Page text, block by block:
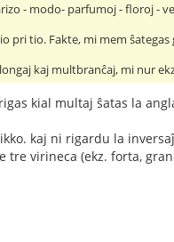
- modo- parfumoj - floroj -
pri tio. Fakte, mi mem
kaj multbranĉaj, mi nur
kial multaj ŝatas la
kaj ni rigardu la
tre virineca (ekz. forta,